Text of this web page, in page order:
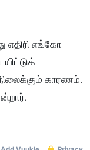
எதிரி எங்கோ
காரணம்.